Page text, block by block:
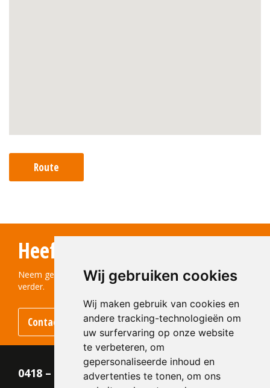
Wij gebruiken cookies
Wij maken gebruik van cookies en
andere tracking-technologieën om
uw surfervaring op onze website
te verbeteren, om
gepersonaliseerde inhoud en
advertenties te tonen, om ons
Route
Heeft u vragen?
Neem gerust contact met ons op! We helpen u graag
verder.
Contact opnemen
0418 – 55 22 21